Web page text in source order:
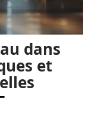
dans
et